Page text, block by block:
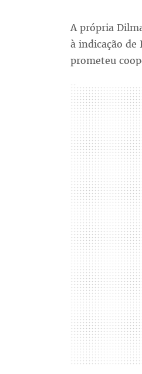
A própria
à indicação de
prometeu